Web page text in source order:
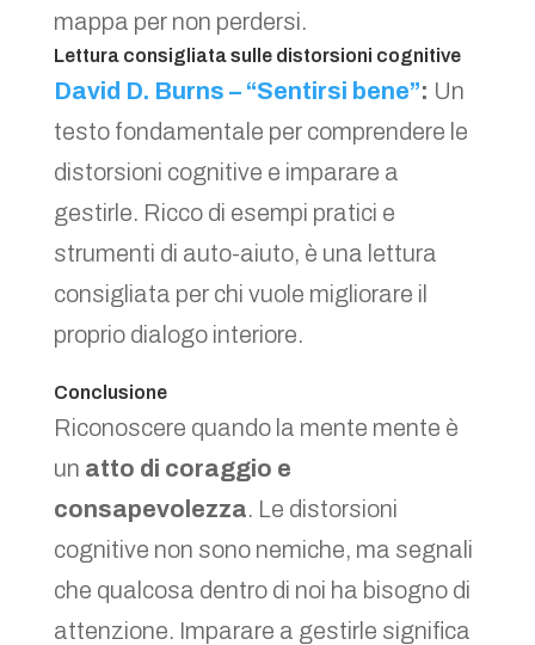
mappa per non perdersi.
Lettura consigliata sulle distorsioni cognitive
David D. Burns – “Sentirsi bene”: Un
testo fondamentale per comprendere le
distorsioni cognitive e imparare a
gestirle. Ricco di esempi pratici e
strumenti di auto-aiuto, è una lettura
consigliata per chi vuole migliorare il
proprio dialogo interiore.
Conclusione
Riconoscere quando la mente mente è
un atto di coraggio e
consapevolezza. Le distorsioni
cognitive non sono nemiche, ma segnali
che qualcosa dentro di noi ha bisogno di
attenzione. Imparare a gestirle significa